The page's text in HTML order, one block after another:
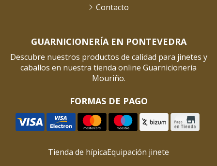
GUARNICIONERÍA EN PONTEVEDRA
Descubre nuestros productos de calidad para jinetes y
caballos en nuestra tienda online Guarnicionería
Mouriño.
FORMAS DE PAGO
Contacto
Tienda de hípicaEquipación jinete